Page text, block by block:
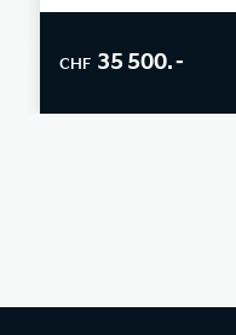
CHF 35 500.–